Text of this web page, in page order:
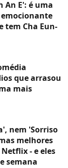
An E': é uma
emocionante
tem Cha Eun-
que arrasou
mais
nem 'Sorriso
melhores
- e eles
semana